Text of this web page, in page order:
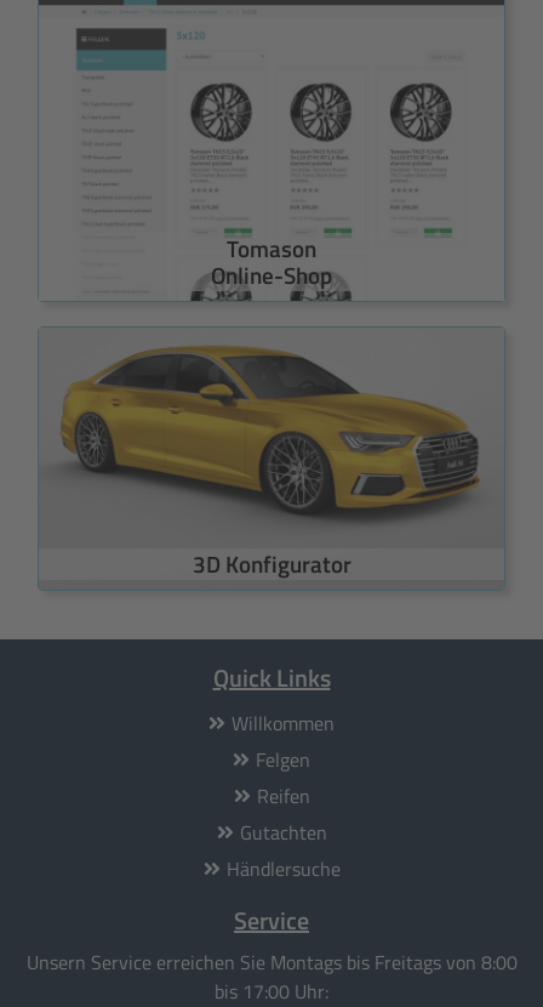
Tomason
Online-Shop
3D Konfigurator
Quick Links
Willkommen
Felgen
Reifen
Gutachten
Händlersuche
Service
Unsern Service erreichen Sie Montags bis Freitags von 8:00
bis 17:00 Uhr: